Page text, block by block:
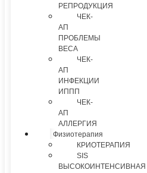
РЕПРОДУКЦИЯ
ЧЕК-
АП
ПРОБЛЕМЫ
ВЕСА
ЧЕК-
АП
ИНФЕКЦИИ
ИППП
ЧЕК-
АП
АЛЛЕРГИЯ
Физиотерапия
КРИОТЕРАПИЯ
SIS
ВЫСОКОИНТЕНСИВНАЯ